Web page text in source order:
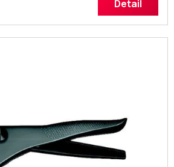
Detail